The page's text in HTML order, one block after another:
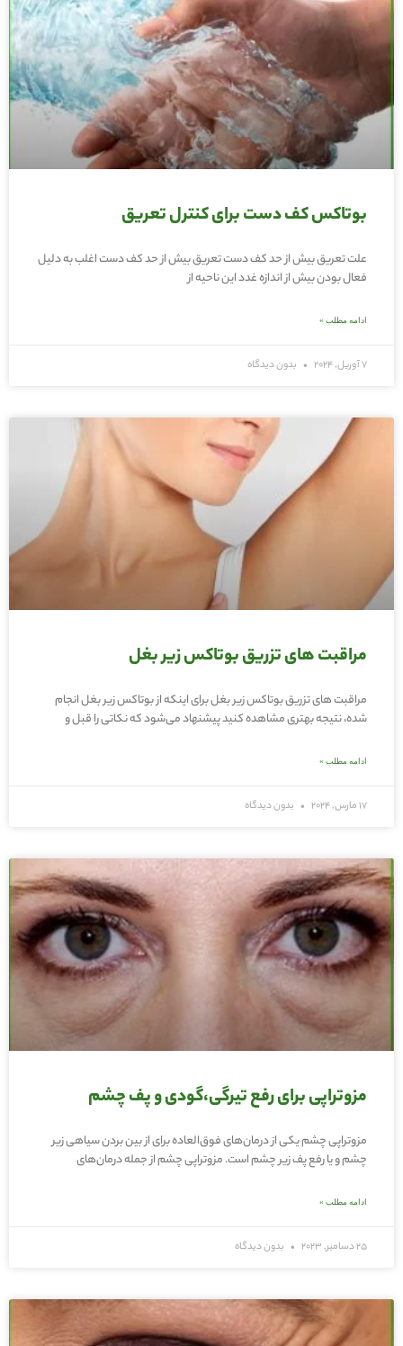
بوتاکس کف دست برای کنترل تعریق
علت تعریق بیش از حد کف دست تعریق بیش از حد کف دست اغلب به دلیل
فعال بودن بیش از اندازه غدد این ناحیه از
ادامه مطلب »
7 آوریل, 2024 بدون دیدگاه
مراقبت های تزریق بوتاکس زیر بغل
مراقبت های تزریق بوتاکس زیر بغل برای اینکه از بوتاکس زیر بغل انجام
شده، نتیجه بهتری مشاهده کنید پیشنهاد می‌شود که نکاتی را قبل و
ادامه مطلب »
17 مارس, 2024 بدون دیدگاه
مزوتراپی برای رفع تیرگی،گودی و پف‌ چشم
مزوتراپی چشم یکی از درمان‌های فوق‌العاده برای از بین بردن سیاهی زیر
چشم و یا رفع پف زیر چشم است. مزوتراپی چشم از جمله درمان‌های
ادامه مطلب »
25 دسامبر, 2023 بدون دیدگاه